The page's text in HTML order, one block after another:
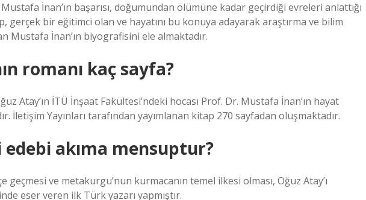
İnan’ın başarısı, doğumundan ölümüne kadar geçirdiği evreleri anlattığı
gerçek bir eğitimci olan ve hayatını bu konuya adayarak araştırma ve bilim
Mustafa İnan’ın biyografisini ele almaktadır.
romanı kaç sayfa?
Atay’ın İTÜ İnşaat Fakültesi’ndeki hocası Prof. Dr. Mustafa İnan’ın hayat
İletişim Yayınları tarafından yayımlanan kitap 270 sayfadan oluşmaktadır.
akıma mensuptur?
geçmesi ve metakurgu’nun kurmacanın temel ilkesi olması, Oğuz Atay’ı
eser veren ilk Türk yazarı yapmıştır.